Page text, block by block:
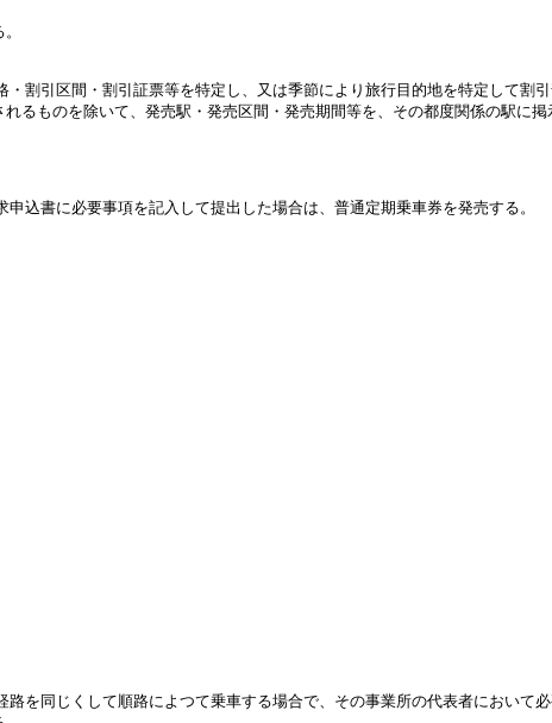
割引区間・割引証票等を特定し、又は季節により旅行目的地を特定して割
るものを除いて、発売駅・発売区間・発売期間等を、その都度関係の駅に掲
書に必要事項を記入して提出した場合は、普通定期乗車券を発売する。
を同じくして順路によつて乗車する場合で、その事業所の代表者において